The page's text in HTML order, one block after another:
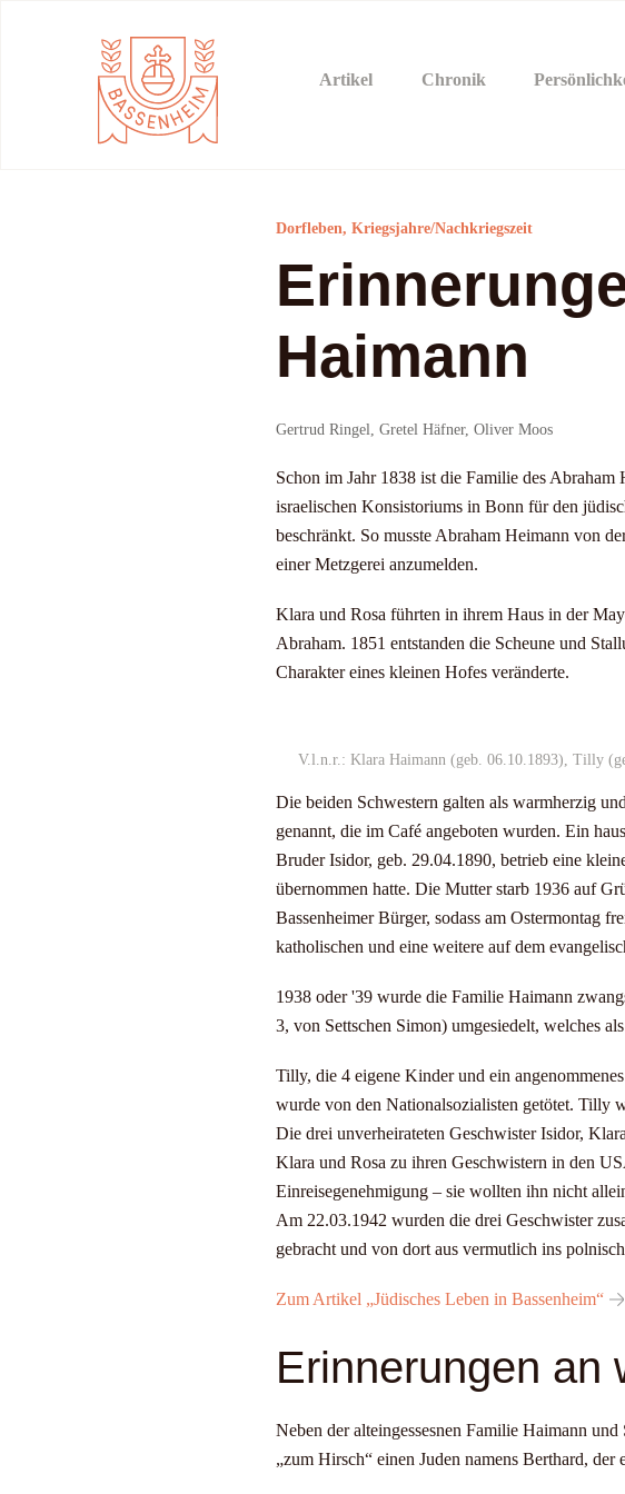
Artikel Chronik
Dorfleben, Kriegsjahre/Nachkriegszeit
Haimann
Gertrud Ringel, Gretel Häfner, Oliver Moos
Schon im Jahr 1838 ist die Familie des
israelischen Konsistoriums in Bonn für den
beschränkt. So musste Abraham Heimann von
einer Metzgerei anzumelden.
Klara und Rosa führten in ihrem Haus in der
Abraham. 1851 entstanden die Scheune und
Charakter eines kleinen Hofes veränderte.
V.l.n.r.: Klara Haimann (geb. 06.10.1893), Tilly
Die beiden Schwestern galten als warmherzig
genannt, die im Café angeboten wurden. Ein
Bruder Isidor, geb. 29.04.1890, betrieb eine
übernommen hatte. Die Mutter starb 1936 auf
Bassenheimer Bürger, sodass am Ostermontag
katholischen und eine weitere auf dem
1938 oder '39 wurde die Familie Haimann
3, von Settschen Simon) umgesiedelt, welches
Tilly, die 4 eigene Kinder und ein
wurde von den Nationalsozialisten getötet. Tilly
Die drei unverheirateten Geschwister Isidor,
Klara und Rosa zu ihren Geschwistern in den
Einreisegenehmigung – sie wollten ihn nicht
Am 22.03.1942 wurden die drei Geschwister
gebracht und von dort aus vermutlich ins
Zum Artikel „Jüdisches Leben in Bassenheim“
Erinnerungen an
Neben der alteingessesnen Familie Haimann
„zum Hirsch“ einen Juden namens Berthard,